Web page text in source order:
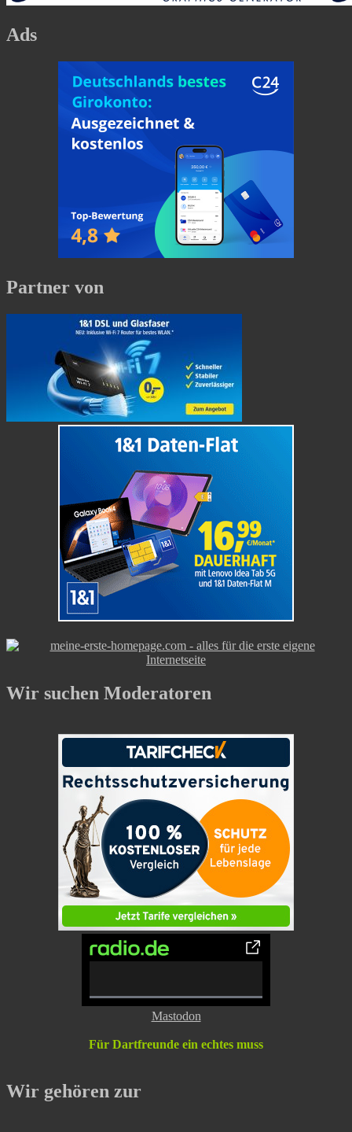
Ads
Partner von
Wir suchen Moderatoren
0% Complete
Mastodon
Für Dartfreunde ein echtes muss
Wir gehören zur